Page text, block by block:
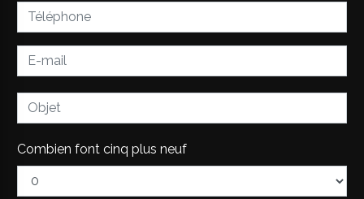
Combien font cinq plus neuf